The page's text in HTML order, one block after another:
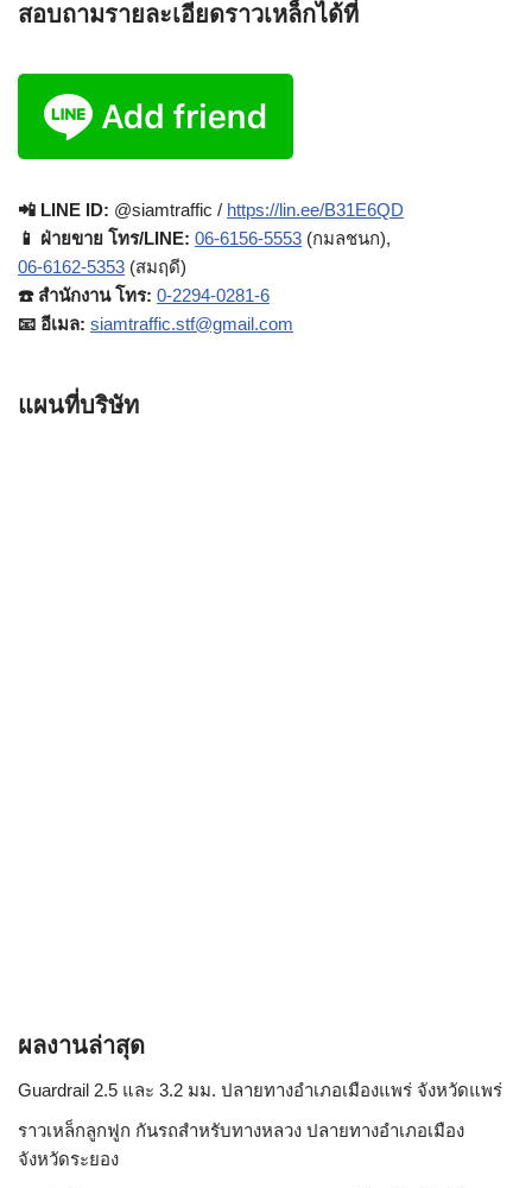
สอบถามรายละเอียดราวเหล็กได้ที่
📲 LINE ID: @siamtraffic / https://lin.ee/B31E6QD
📱 ฝ่ายขาย โทร/LINE: 06-6156-5553 (กมลชนก),
06-6162-5353 (สมฤดี)
☎️ สำนักงาน โทร: 0-2294-0281-6
📧 อีเมล: siamtraffic.stf@gmail.com
แผนที่บริษัท
ผลงานล่าสุด
Guardrail 2.5 และ 3.2 มม. ปลายทางอำเภอเมืองแพร่ จังหวัดแพร่
ราวเหล็กลูกฟูก กันรถสําหรับทางหลวง ปลายทางอำเภอเมือง
จังหวัดระยอง